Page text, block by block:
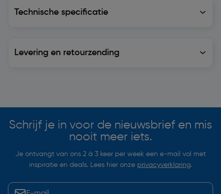
Technische specificatie
Levering en retourzending
Schrijf je in voor de nieuwsbrief en mis
nooit meer iets.
Je ontvangt van ons 2 à 3 keer per week een e-mail vol met
inspiratie en deals. Lees hier onze privacyverklaring.